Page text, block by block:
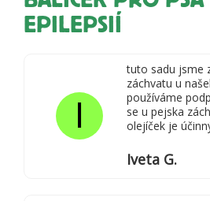
EPILEPSIÍ
I
tuto sadu jsme
záchvatu u
používáme
se u pejska
olejíček je
Iveta G.